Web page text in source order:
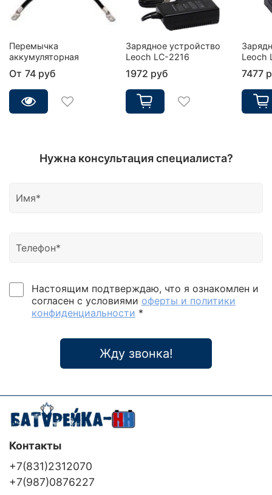
Перемычка
аккумуляторная
От 74 руб
Зарядное устройство
Leoch LC-2216
1972 руб
Leoch
7477
Нужна консультация специалиста?
Настоящим подтверждаю, что я ознакомлен и
согласен с условиями оферты и политики
конфиденциальности *
Жду звонка!
Контакты
+7(831)2312070
+7(987)0876227